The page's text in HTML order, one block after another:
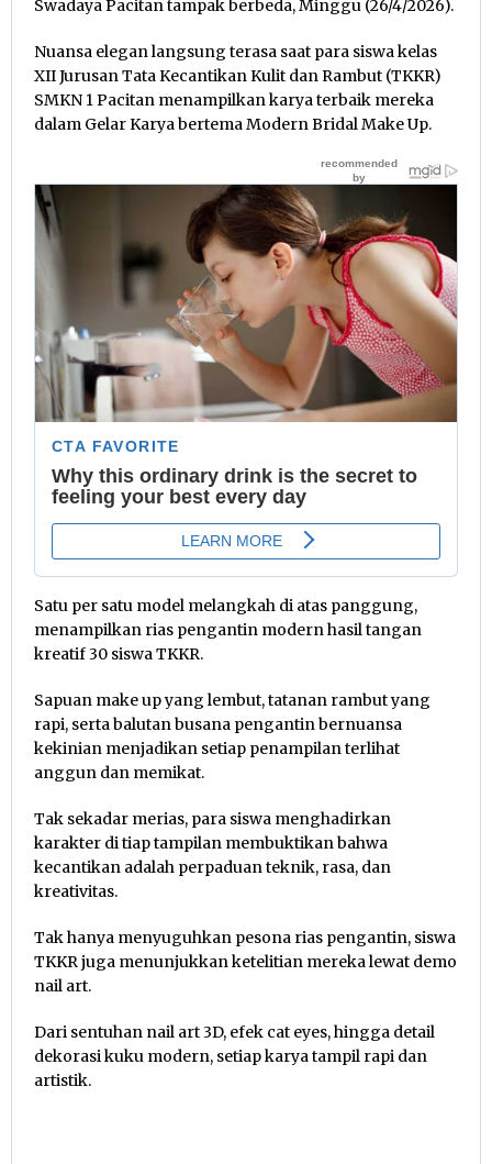
Swadaya Pacitan tampak berbeda, Minggu (26/4/2026).
Nuansa elegan langsung terasa saat para siswa kelas
XII Jurusan Tata Kecantikan Kulit dan Rambut (TKKR)
SMKN 1 Pacitan menampilkan karya terbaik mereka
dalam Gelar Karya bertema Modern Bridal Make Up.
Satu per satu model melangkah di atas panggung,
menampilkan rias pengantin modern hasil tangan
kreatif 30 siswa TKKR.
Sapuan make up yang lembut, tatanan rambut yang
rapi, serta balutan busana pengantin bernuansa
kekinian menjadikan setiap penampilan terlihat
anggun dan memikat.
Tak sekadar merias, para siswa menghadirkan
karakter di tiap tampilan membuktikan bahwa
kecantikan adalah perpaduan teknik, rasa, dan
kreativitas.
Tak hanya menyuguhkan pesona rias pengantin, siswa
TKKR juga menunjukkan ketelitian mereka lewat demo
nail art.
Dari sentuhan nail art 3D, efek cat eyes, hingga detail
dekorasi kuku modern, setiap karya tampil rapi dan
artistik.